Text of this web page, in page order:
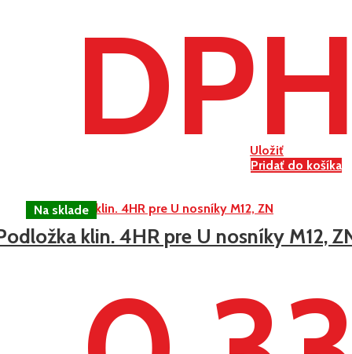
Uložiť
Pridať do košíka
klin. 4HR pre U nosníky M12,